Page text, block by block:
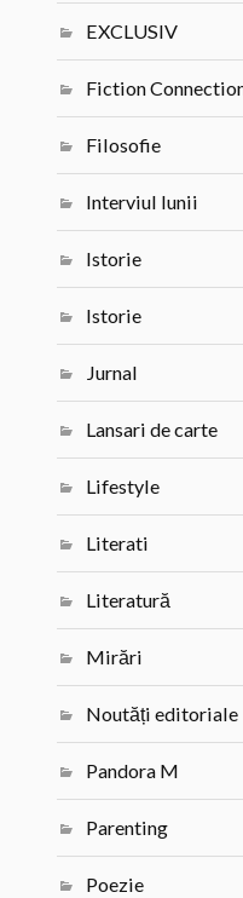
EXCLUSIV
Fiction
Filosofie
Interviul lunii
Istorie
Istorie
Jurnal
Lansari de carte
Lifestyle
Literati
Literatură
Mirări
Noutăți editoriale
Pandora M
Parenting
Poezie